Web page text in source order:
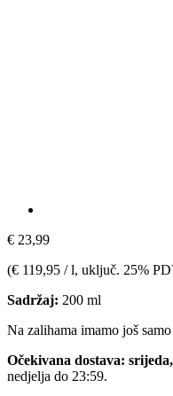
€ 23,99
(€ 119,95 / l, uključ. 25%
Sadržaj: 200 ml
Na zalihama imamo još
Očekivana dostava:
nedjelja do 23:59.